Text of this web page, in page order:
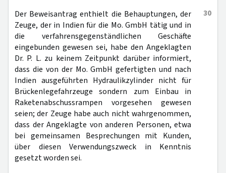
30
Der Beweisantrag enthielt die Behauptungen, der
Zeuge, der in Indien für die Mo. GmbH tätig und in
die verfahrensgegenständlichen Geschäfte
eingebunden gewesen sei, habe den Angeklagten
Dr. P. L. zu keinem Zeitpunkt darüber informiert,
dass die von der Mo. GmbH gefertigten und nach
Indien ausgeführten Hydraulikzylinder nicht für
Brückenlegefahrzeuge sondern zum Einbau in
Raketenabschussrampen vorgesehen gewesen
seien; der Zeuge habe auch nicht wahrgenommen,
dass der Angeklagte von anderen Personen, etwa
bei gemeinsamen Besprechungen mit Kunden,
über diesen Verwendungszweck in Kenntnis
gesetzt worden sei.